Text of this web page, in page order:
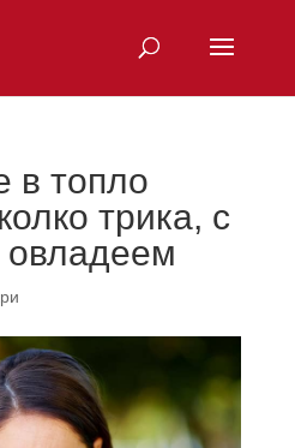
в топло
трика, с
овладеем